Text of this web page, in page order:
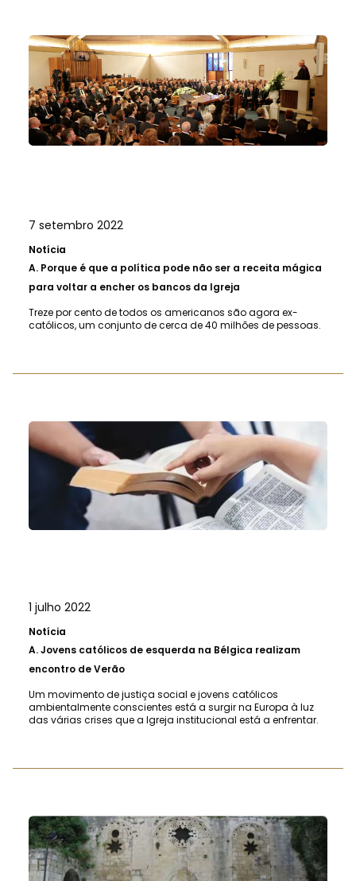
7 setembro 2022
Notícia
A. Porque é que a política pode não ser a receita mágica
para voltar a encher os bancos da Igreja
Treze por cento de todos os americanos são agora ex-
católicos, um conjunto de cerca de 40 milhões de pessoas.
1 julho 2022
Notícia
A.Jovens católicos de esquerda na Bélgica realizam
encontro de Verão
Um movimento de justiça social e jovens católicos
ambientalmente conscientes está a surgir na Europa à luz
das várias crises que a Igreja institucional está a enfrentar.